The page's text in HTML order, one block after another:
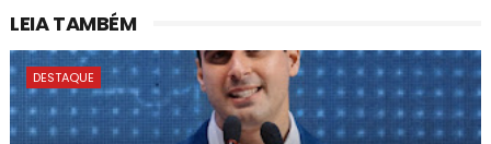
LEIA TAMBÉM
DESTAQUE